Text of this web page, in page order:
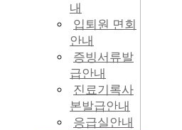
내
입퇴원 면회
안내
증빙서류발
급안내
진료기록사
본발급안내
응급실안내